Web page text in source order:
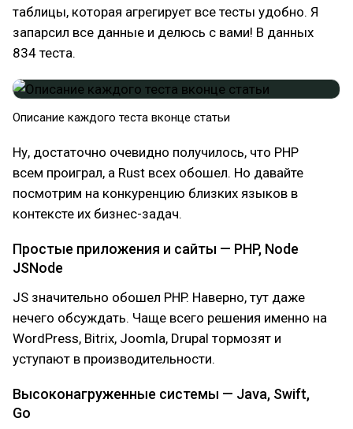
таблицы, которая агрегирует все тесты удобно. Я
запарсил все данные и делюсь с вами! В данных
834 теста.
Описание каждого теста вконце статьи
Ну, достаточно очевидно получилось, что PHP
всем проиграл, а Rust всех обошел. Но давайте
посмотрим на конкуренцию близких языков в
контексте их бизнес-задач.
Простые приложения и сайты — PHP, Node
JSNode
JS значительно обошел PHP. Наверно, тут даже
нечего обсуждать. Чаще всего решения именно на
WordPress, Bitrix, Joomla, Drupal тормозят и
уступают в производительности.
Высоконагруженные системы — Java, Swift,
Go